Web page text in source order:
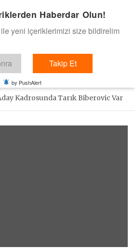
de bizden gelsin dedik.
Kadrosunda Tarık Biberovic Var
Haberdar Olun!
yeni içeriklerimizi size bildirelim
Takip Et
by PushAlert